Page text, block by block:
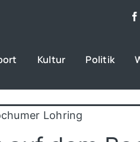
Kultur Politik
Lohring